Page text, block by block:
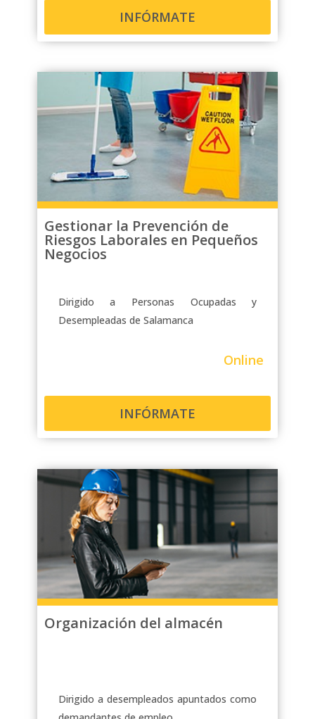
INFÓRMATE
Gestionar la Prevención de
Riesgos Laborales en Pequeños
Negocios
Dirigido a Personas Ocupadas y
Desempleadas de Salamanca
Online
INFÓRMATE
Organización del almacén
Dirigido a desempleados apuntados como